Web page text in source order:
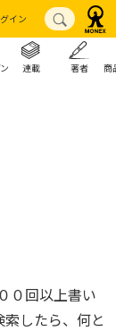
イン
連載 著者 商
０回以上書い
したら、何と